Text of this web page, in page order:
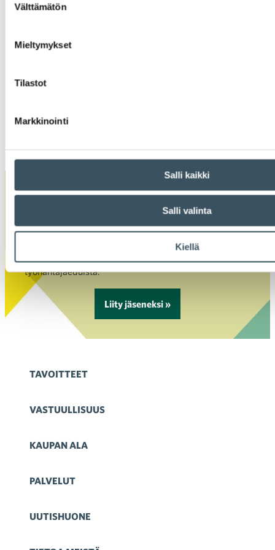
valinta
Välttämätön
Mieltymykset
Tilastot
Markkinointi
Salli kaikki
Salli valinta
Kiellä
Kaupan liitto on kaupan alan valtakunnallinen
edunvalvontajärjestö, jonka tehtävänä on edistää
suomalaista kauppaa. Kehitämme kaupan yritysten
toimintaedellytyksiä ja yhteistyötoimintaa sekä
työnantajaeduista.
Liity jäseneksi »
TAVOITTEET
VASTUULLISUUS
KAUPAN ALA
PALVELUT
UUTISHUONE